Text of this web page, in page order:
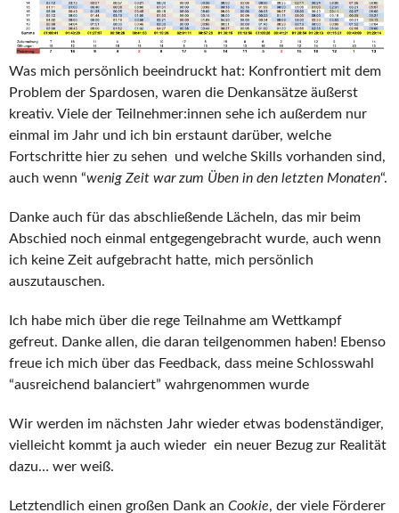
Was mich persönlich beeindruckt hat: Konfrontiert mit dem
Problem der Spardosen, waren die Denkansätze äußerst
kreativ. Viele der Teilnehmer:innen sehe ich außerdem nur
einmal im Jahr und ich bin erstaunt darüber, welche
Fortschritte hier zu sehen und welche Skills vorhanden sind,
auch wenn “wenig Zeit war zum Üben in den letzten Monaten“.
Danke auch für das abschließende Lächeln, das mir beim
Abschied noch einmal entgegengebracht wurde, auch wenn
ich keine Zeit aufgebracht hatte, mich persönlich
auszutauschen.
Ich habe mich über die rege Teilnahme am Wettkampf
gefreut. Danke allen, die daran teilgenommen haben! Ebenso
freue ich mich über das Feedback, dass meine Schlosswahl
“ausreichend balanciert” wahrgenommen wurde
Wir werden im nächsten Jahr wieder etwas bodenständiger,
vielleicht kommt ja auch wieder ein neuer Bezug zur Realität
dazu… wer weiß.
Letztendlich einen großen Dank an Cookie, der viele Förderer